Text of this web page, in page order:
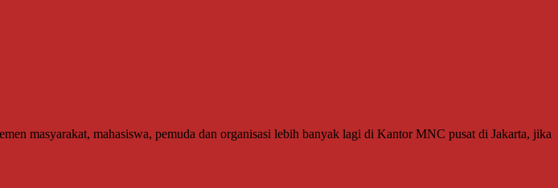
masyarakat, mahasiswa, pemuda dan organisasi lebih banyak lagi di Kantor MNC pusat di Jakarta, jika